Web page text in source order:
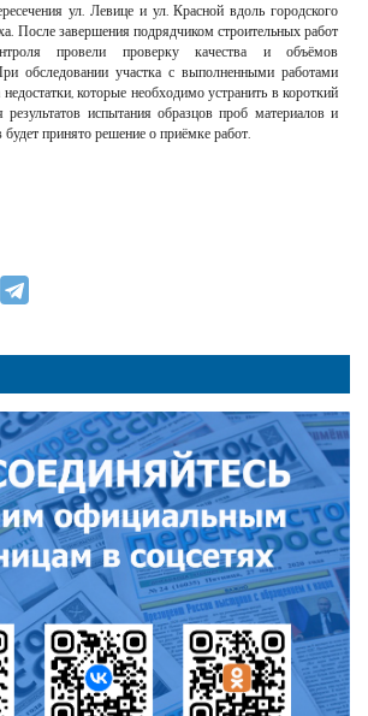
ул. Левице и ул. Красной вдоль городского
После завершения подрядчиком строительных работ
провели проверку качества и объёмов
обследовании участка с выполненными работами
которые необходимо устранить в короткий
испытания образцов проб материалов и
будет принято решение о приёмке работ.